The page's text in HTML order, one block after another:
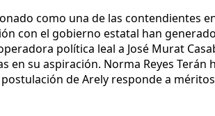
como una de las contendientes
con el gobierno estatal han
política leal a José Murat
su aspiración. Norma Reyes
de Arely responde a